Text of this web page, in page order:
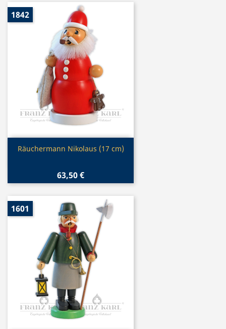
Vorschau
Räuchermann Nikolaus (17 cm)
63,50 €
1842
1601